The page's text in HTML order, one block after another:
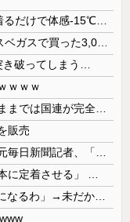
NASAが開発（？）した冷感ポンチョ「着るだけで体感-15℃」←これ
「2年間、たぶん1日4回は握ってた」ラスベガスで買った3,000円のキーホルダーを調べたら
き破ってしまう…
ｗｗｗ
国連事務総長「お金がありません。このままでは国連が完全崩壊します。助けて下さい」
販売
後輩記者に歩道橋近くで呼び止められた元毎日新聞記者、「元毎日と名乗ってSNSで活動するな」と要求されてしまい……
高市総理「物価上昇を上回る賃上げを日本に定着させる」 →国家公務員月給3.51％増へ 人事院の勧告を受け
謎の勢力「AI発展したらお前らは皆クビになるわ」→未だかつてAIのせいで失業したG民が0人の理由